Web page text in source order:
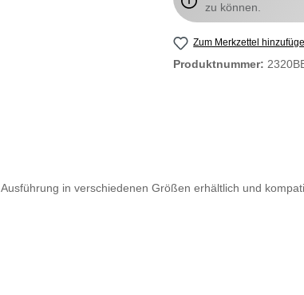
zu können.
Zum Merkzettel
Produktnummer:
Ausführung in verschiedenen Größen erhältlich und